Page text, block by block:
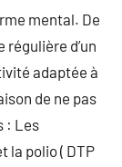
mental. De
d’un
adaptée à
de ne pas
: Les
la polio ( DTP